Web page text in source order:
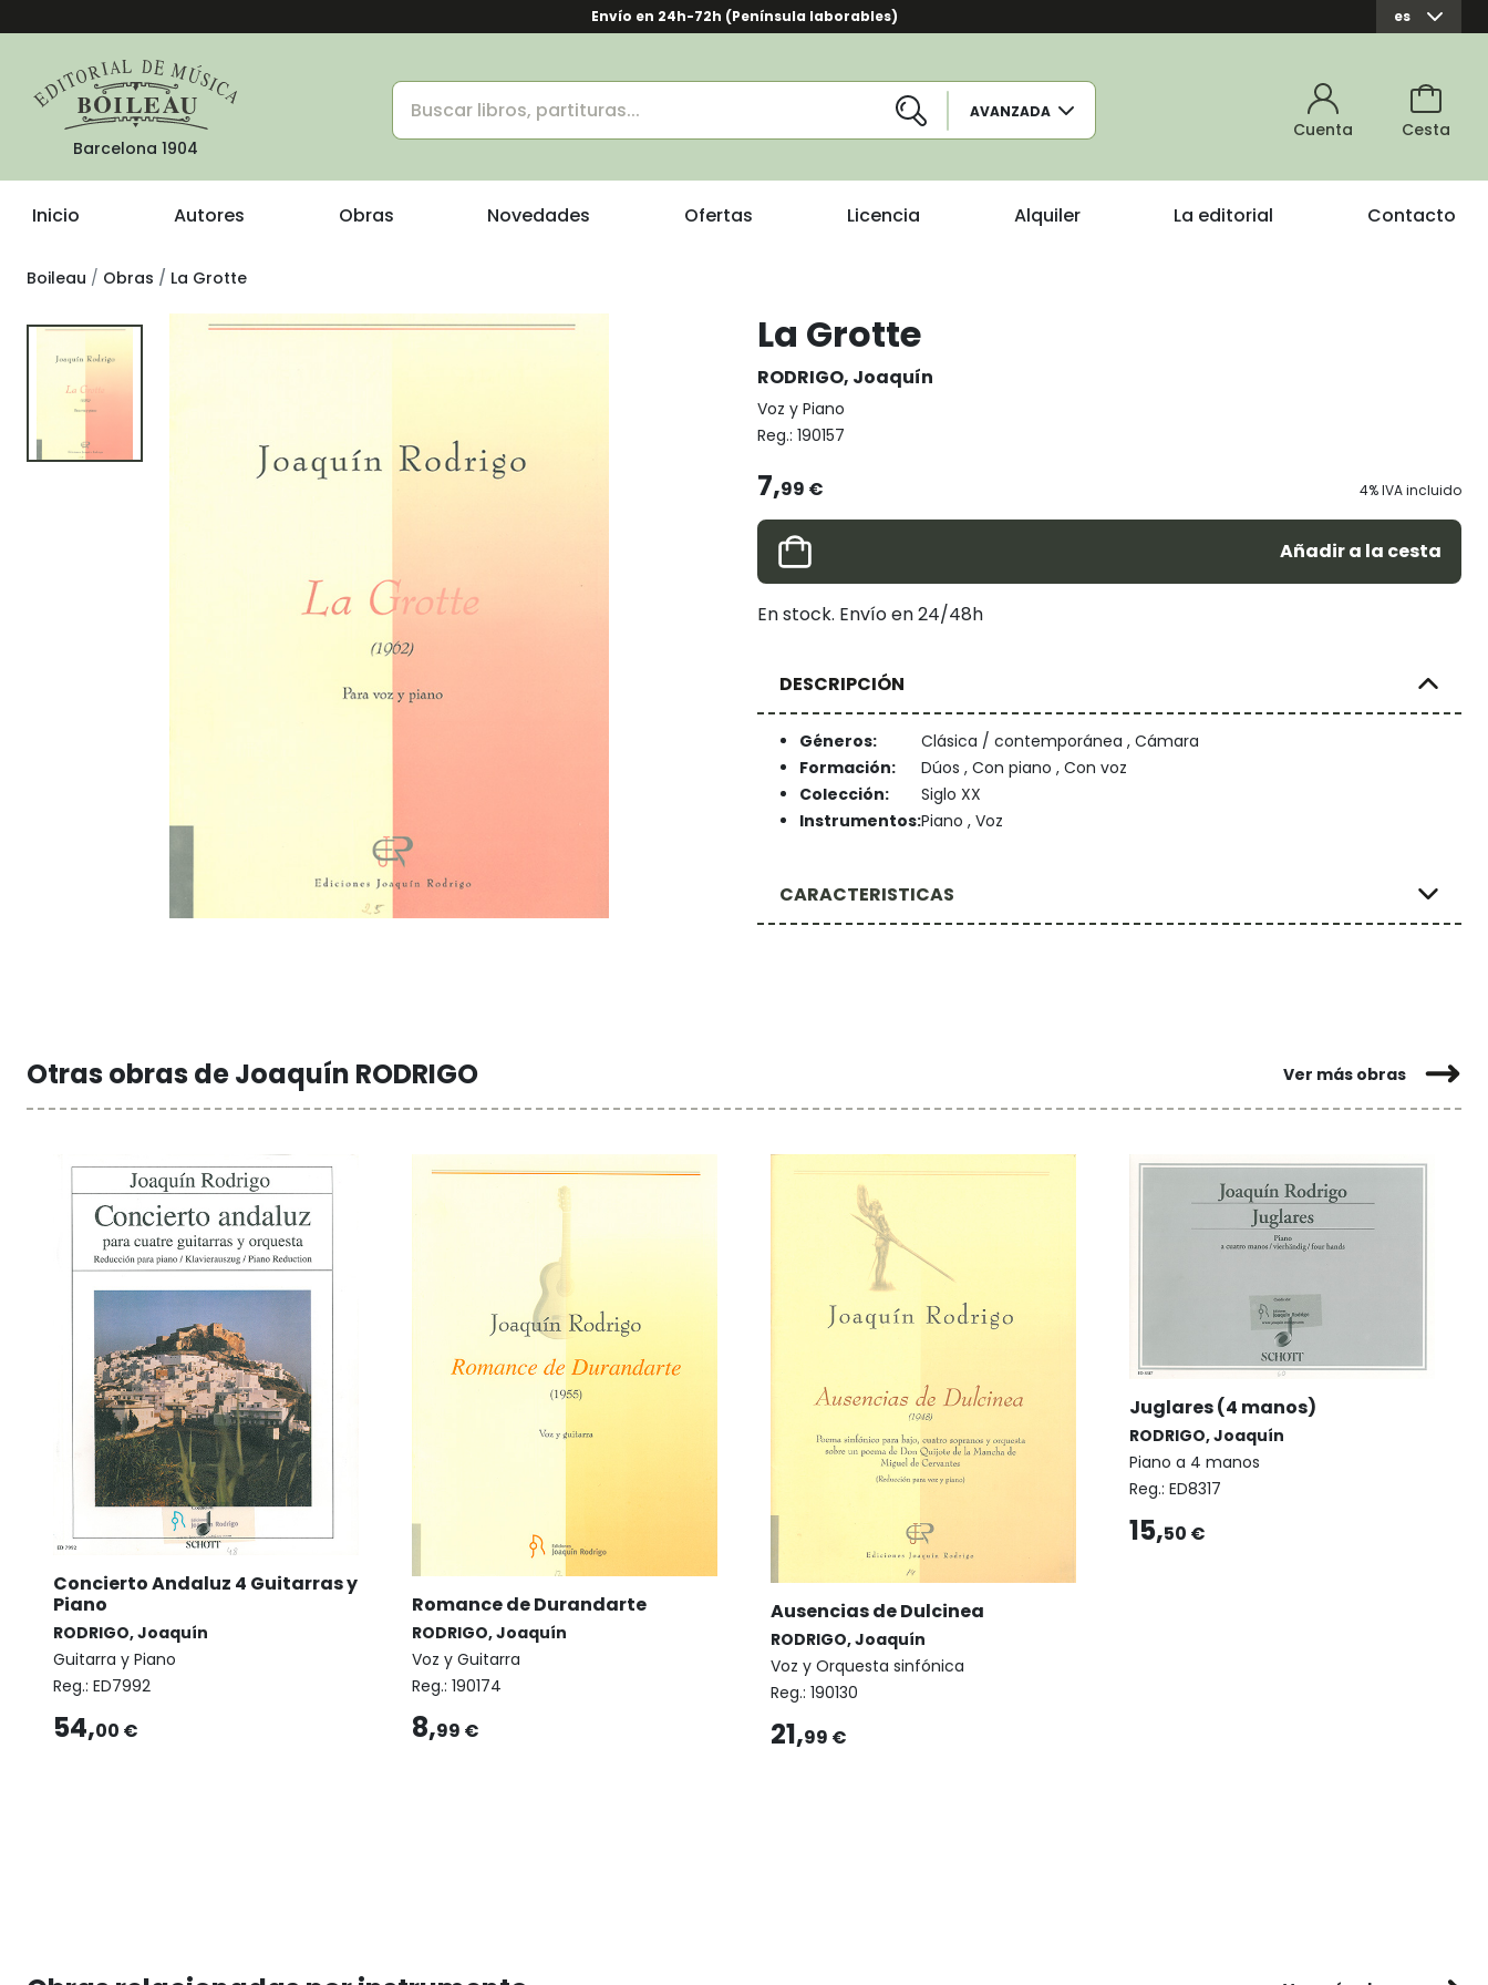
Envío en 24h-72h (Península laborables) es
Barcelona 1904
AVANZADA
Cuenta Cesta
Inicio Autores Obras Novedades Ofertas Licencia Alquiler La editorial Contacto
Boileau Obras La Grotte
La Grotte
RODRIGO, Joaquín
Voz y Piano
Reg.: 190157
7,99 € 4% IVA incluido
Añadir a la cesta
En stock. Envío en 24/48h
DESCRIPCIÓN
Géneros:
Clásica / contemporánea , Cámara
Formación:
Dúos , Con piano , Con voz
Colección:
Siglo XX
Instrumentos:Piano , Voz
CARACTERISTICAS
Otras obras de Joaquín RODRIGO Ver más obras
Concierto Andaluz 4 Guitarras y
Piano
RODRIGO, Joaquín
Guitarra y Piano
Reg.: ED7992
54,00 €
Romance de Durandarte
RODRIGO, Joaquín
Voz y Guitarra
Reg.: 190174
8,99 €
Ausencias de Dulcinea
RODRIGO, Joaquín
Voz y Orquesta sinfónica
Reg.: 190130
21,99 €
Juglares (4 manos)
RODRIGO, Joaquín
Piano a 4 manos
Reg.: ED8317
15,50 €